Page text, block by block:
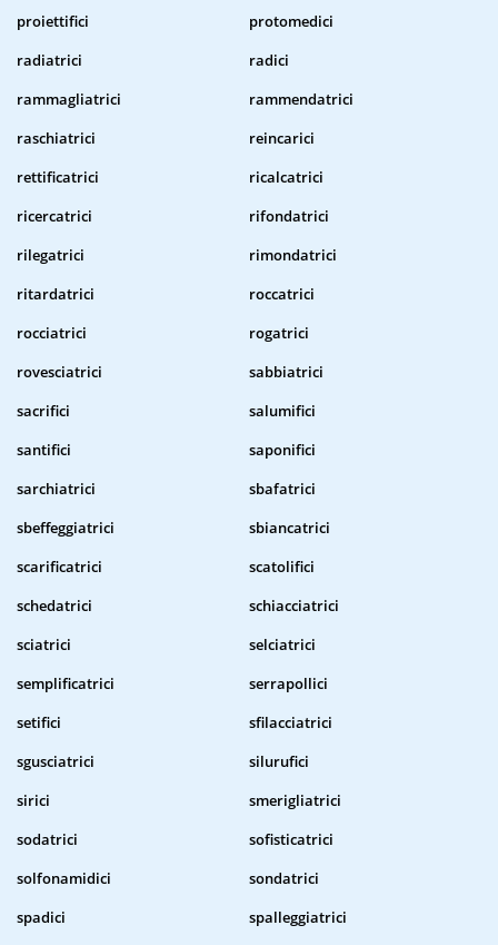
proiettifici
protomedici
radiatrici
radici
rammagliatrici
rammendatrici
raschiatrici
reincarici
rettificatrici
ricalcatrici
ricercatrici
rifondatrici
rilegatrici
rimondatrici
ritardatrici
roccatrici
rocciatrici
rogatrici
rovesciatrici
sabbiatrici
sacrifici
salumifici
santifici
saponifici
sarchiatrici
sbafatrici
sbeffeggiatrici
sbiancatrici
scarificatrici
scatolifici
schedatrici
schiacciatrici
sciatrici
selciatrici
semplificatrici
serrapollici
setifici
sfilacciatrici
sgusciatrici
silurufici
sirici
smerigliatrici
sodatrici
sofisticatrici
solfonamidici
sondatrici
spadici
spalleggiatrici